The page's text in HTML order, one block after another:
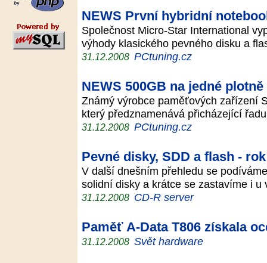
NEWS První hybridní
Společnost Micro-Star International
výhody klasického pevného disku a
31.12.2008 PCtuning.cz
NEWS 500GB na jedné plotně
Známý výrobce paměťových zařízení
který předznamenává přicházející
31.12.2008 PCtuning.cz
Pevné disky, SDD a flash -
V další dnešním přehledu se
solidní disky a krátce se zastavíme i
31.12.2008 CD-R server
Paměť A-Data T806 získala
31.12.2008 Svět hardware